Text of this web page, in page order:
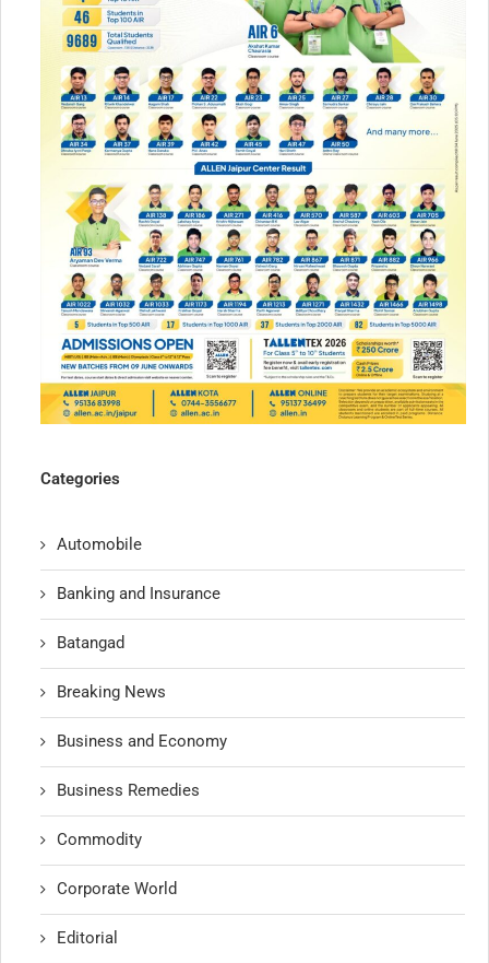
Categories
Automobile
Banking and Insurance
Batangad
Breaking News
Business and Economy
Business Remedies
Commodity
Corporate World
Editorial